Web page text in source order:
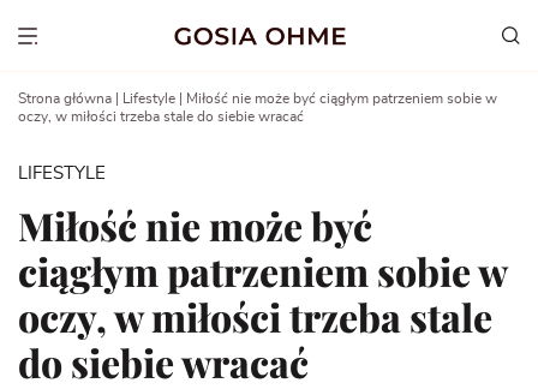
Show menu
Strona główna Lifestyle
Miłość nie może być ciągłym patrzeniem sobie w
oczy, w miłości trzeba stale do siebie wracać
LIFESTYLE
Miłość nie może być
ciągłym patrzeniem sobie w
oczy, w miłości trzeba stale
do siebie wracać